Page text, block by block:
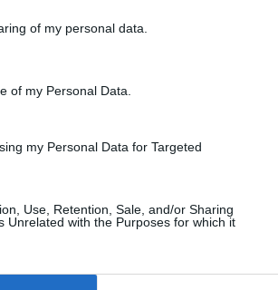
of my personal data.
of my Personal Data.
my Personal Data for Targeted
Use, Retention, Sale, and/or Sharing
Unrelated with the Purposes for which it
4月にピークを迎え、最も症状が深
作地域では稲花粉も飛散します。
から10月にかけてピークとなり、
タへのアクセス
、神戸の最新花粉情報をリアルタ